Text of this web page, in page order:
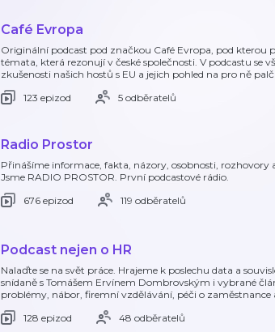
Café Evropa
Originální podcast pod značkou Café Evropa, pod kterou
témata, která rezonují v české společnosti. V podcastu se
zkušenosti našich hostů s EU a jejich pohled na pro ně
123 epizod
5 odběratelů
Radio Prostor
Přinášíme informace, fakta, názory, osobnosti,
Jsme RADIO PROSTOR. První podcastové rádio.
676 epizod
119 odběratelů
Podcast nejen o HR
Nalaďte se na svět práce. Hrajeme k poslechu data a
snídaně s Tomášem Ervínem Dombrovským i vybrané
problémy, nábor, firemní vzdělávání, péči o zaměstnance
128 epizod
48 odběratelů